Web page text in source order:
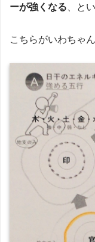
ーが強くなる 、と
こちらがいわちゃ